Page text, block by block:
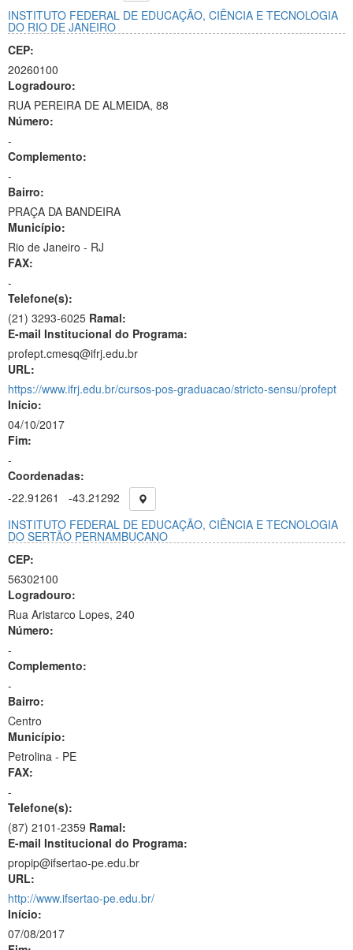
INSTITUTO FEDERAL DE EDUCAÇÃO, CIÊNCIA E TECNOLOGIA
DO RIO DE JANEIRO
CEP:
20260100
Logradouro:
RUA PEREIRA DE ALMEIDA, 88
Número:
-
Complemento:
-
Bairro:
PRAÇA DA BANDEIRA
Município:
Rio de Janeiro - RJ
FAX:
-
Telefone(s):
(21) 3293-6025 Ramal:
E-mail Institucional do Programa:
profept.cmesq@ifrj.edu.br
URL:
https://www.ifrj.edu.br/cursos-pos-graduacao/stricto-sensu/profept
Início:
04/10/2017
Fim:
-
Coordenadas:
-22.91261
-43.21292
INSTITUTO FEDERAL DE EDUCAÇÃO, CIÊNCIA E TECNOLOGIA
DO SERTÃO PERNAMBUCANO
CEP:
56302100
Logradouro:
Rua Aristarco Lopes, 240
Número:
-
Complemento:
-
Bairro:
Centro
Município:
Petrolina - PE
FAX:
-
Telefone(s):
(87) 2101-2359 Ramal:
E-mail Institucional do Programa:
propip@ifsertao-pe.edu.br
URL:
http://www.ifsertao-pe.edu.br/
Início:
07/08/2017